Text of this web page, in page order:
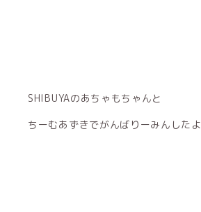
SHIBUYAのあちゃもちゃんと
ちーむあずきでがんばりーみんしたよ